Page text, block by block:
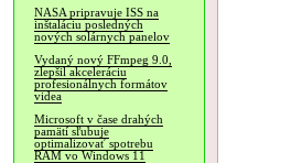
NASA pripravuje ISS na
inštaláciu posledných
nových solárnych panelov
Vydaný nový FFmpeg 9.0,
zlepšil akceleráciu
profesionálnych formátov
videa
Microsoft v čase drahých
pamätí sľubuje
optimalizovať spotrebu
RAM vo Windows 11